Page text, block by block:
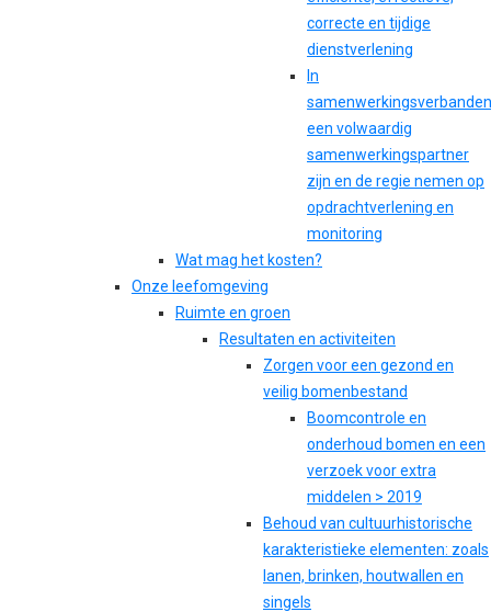
correcte en tijdige
dienstverlening
In
samenwerkingsverbanden
een volwaardig
samenwerkingspartner
zijn en de regie nemen op
opdrachtverlening en
monitoring
Wat mag het kosten?
Onze leefomgeving
Ruimte en groen
Resultaten en activiteiten
Zorgen voor een gezond en
veilig bomenbestand
Boomcontrole en
onderhoud bomen en een
verzoek voor extra
middelen > 2019
Behoud van cultuurhistorische
karakteristieke elementen: zoals
lanen, brinken, houtwallen en
singels